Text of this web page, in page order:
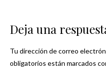
Deja una
Tu dirección de correo
obligatorios están marcados